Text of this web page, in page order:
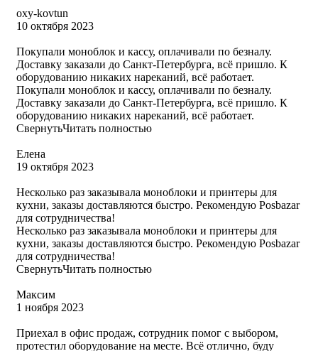
oxy-kovtun
10 октября 2023
Покупали моноблок и кассу, оплачивали по безналу.
Доставку заказали до Санкт-Петербурга, всё пришло. К
оборудованию никаких нареканий, всё работает.
Покупали моноблок и кассу, оплачивали по безналу.
Доставку заказали до Санкт-Петербурга, всё пришло. К
оборудованию никаких нареканий, всё работает.
СвернутьЧитать полностью
Елена
19 октября 2023
Несколько раз заказывала моноблоки и принтеры для
кухни, заказы доставляются быстро. Рекомендую Posbazar
для сотрудничества!
Несколько раз заказывала моноблоки и принтеры для
кухни, заказы доставляются быстро. Рекомендую Posbazar
для сотрудничества!
СвернутьЧитать полностью
​Максим
1 ноября 2023
Приехал в офис продаж, сотрудник помог с выбором,
протестил оборудование на месте. Всё отлично, буду